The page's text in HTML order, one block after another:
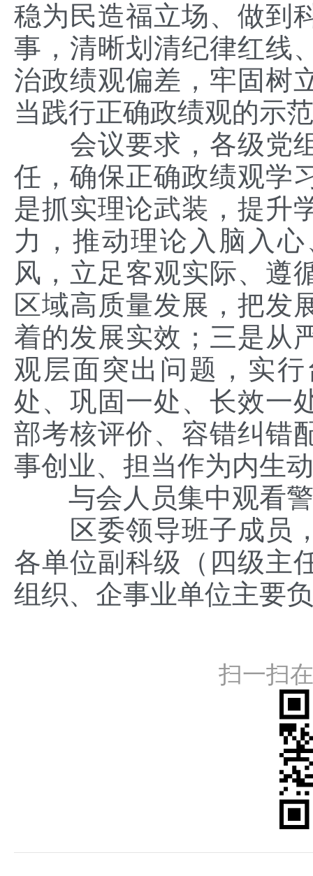
稳为民造福立场、做到
事，清晰划清纪律红线
治政绩观偏差，牢固树
当践行正确政绩观的示
会议要求，各级党
任，确保正确政绩观学
是抓实理论武装，提升
力，推动理论入脑入
风，立足客观实际、遵
区域高质量发展，把发
着的发展实效；三是从
观层面突出问题，实
处、巩固一处、长效一
部考核评价、容错纠错
事创业、担当作为内生
与会人员集中观看
区委领导班子成员
各单位副科级（四级主
组织、企事业单位主要
扫一扫